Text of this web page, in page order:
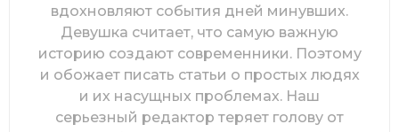
вдохновляют события дней минувших.
Девушка считает, что самую важную
историю создают современники. Поэтому
и обожает писать статьи о простых людях
и их насущных проблемах. Наш
серьезный редактор теряет голову от